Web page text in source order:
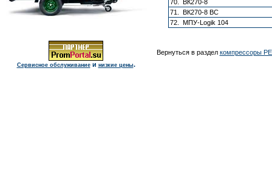
Сервисное обслуживаниеи низкие цены.
70. ВК270-8
71. ВК270-8 ВС
72. МПУ-Logik 104
Вернуться в раздел компрессоры